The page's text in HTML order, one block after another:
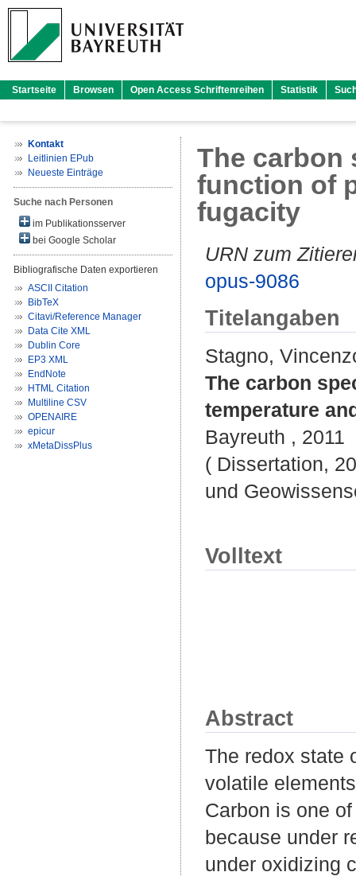
Startseite Browsen Open Access Schriftenreihen Statistik
Kontakt
Leitlinien EPub
Neueste Einträge
Suche nach Personen
im Publikationsserver
bei Google Scholar
Bibliografische Daten exportieren
ASCII Citation
BibTeX
Citavi/Reference Manager
Data Cite XML
Dublin Core
EP3 XML
EndNote
HTML Citation
Multiline CSV
OPENAIRE
epicur
xMetaDissPlus
The carbon
function of
fugacity
URN zum
opus-9086
Titelangaben
Stagno,
The carbon
temperature
Bayreuth , 2011
( Dissertation,
und
Volltext
Abstract
The redox state
volatile
Carbon is one
because under
under oxidizing